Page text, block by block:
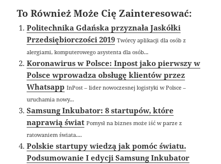
To Również Może Cię Zainteresować:
Politechnika Gdańska przyznała Jaskółki
Przedsiębiorczości 2019 Twórcy aplikacji dla osób z
alergiami, komputerowego asystenta dla osób...
Koronawirus w Polsce: Inpost jako pierwszy w
Polsce wprowadza obsługę klientów przez
Whatsapp InPost – lider nowoczesnej logistyki w Polsce –
uruchamia nowy...
Samsung Inkubator: 8 startupów, które
naprawią świat Pomysł na biznes może iść w parze z
ratowaniem świata....
Polskie startupy wiedzą jak pomóc światu.
Podsumowanie I edycji Samsung Inkubator